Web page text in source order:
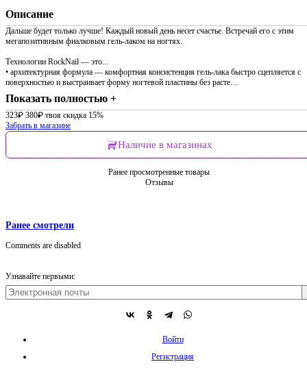
Описание
Дальше будет только лучше! Каждый новый день несет счастье. Встречай его с этим
мегапозитивным фиалковым гель-лаком на ногтях.
Технологии RockNail — это...
• архитектурная формула — комфортная консистенция гель-лака быстро сцепляется с
поверхностью и выстраивает форму ногтевой пластины без расте…
Показать полностью +
323₽ 380₽ твоя скидка 15%
Забрать в магазине
Наличие в магазинах
Ранее просмотренные товары
Отзывы
Ранее смотрели
Comments are disabled
Узнавайте первыми:
Войти
Регистрация